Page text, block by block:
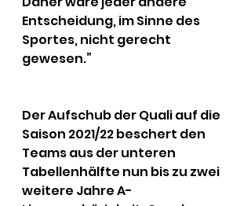
Entscheidung, im Sinne des
Sportes, nicht gerecht
gewesen.”
Der Aufschub der Quali auf die
Saison 2021/22 beschert den
Teams aus der unteren
Tabellenhälfte nun bis zu zwei
weitere Jahre A-